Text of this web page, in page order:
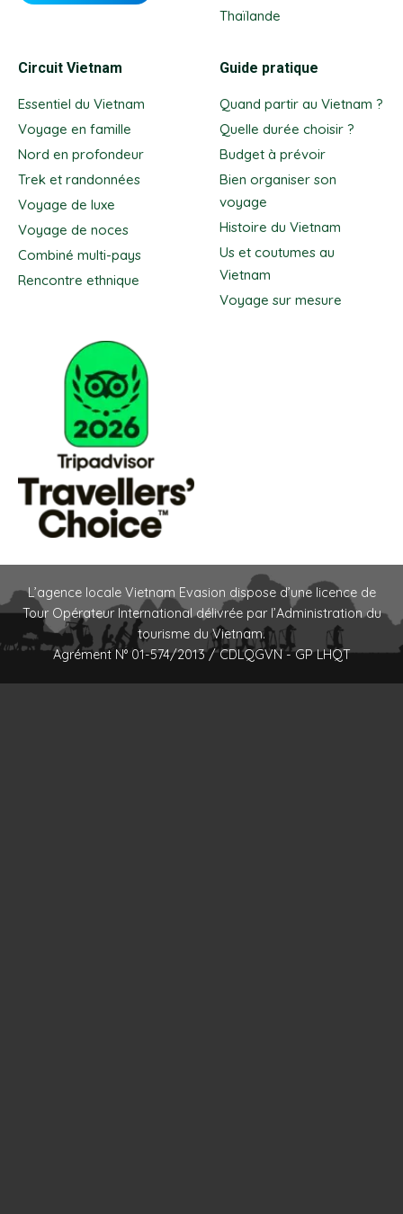
Thaïlande
Circuit Vietnam
Essentiel du Vietnam
Voyage en famille
Nord en profondeur
Trek et randonnées
Voyage de luxe
Voyage de noces
Combiné multi-pays
Rencontre ethnique
Guide pratique
Quand partir au Vietnam ?
Quelle durée choisir ?
Budget à prévoir
Bien organiser son
voyage
Histoire du Vietnam
Us et coutumes au
Vietnam
Voyage sur mesure
L’agence locale Vietnam Evasion dispose d’une licence de
Tour Opérateur International délivrée par l’Administration du
tourisme du Vietnam.
Agrément N° 01-574/2013 / CDLQGVN - GP LHQT